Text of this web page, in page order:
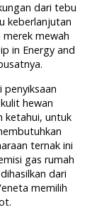
dari tebu
keberlanjutan
mewah
in Energy and
penyiksaan
hewan
ketahui, untuk
ternak ini
gas rumah
dari
memilih